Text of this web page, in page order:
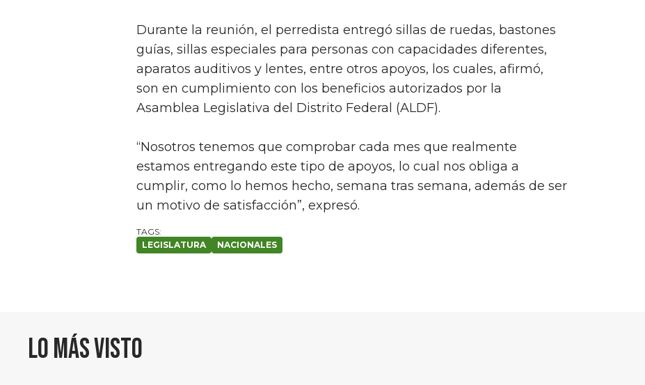
Durante la reunión, el perredista entregó sillas de ruedas, bastones
guías, sillas especiales para personas con capacidades diferentes,
aparatos auditivos y lentes, entre otros apoyos, los cuales, afirmó,
son en cumplimiento con los beneficios autorizados por la
Asamblea Legislativa del Distrito Federal (ALDF).
“Nosotros tenemos que comprobar cada mes que realmente
estamos entregando este tipo de apoyos, lo cual nos obliga a
cumplir, como lo hemos hecho, semana tras semana, además de ser
un motivo de satisfacción”, expresó.
LEGISLATURA NACIONALES
Lo más visto